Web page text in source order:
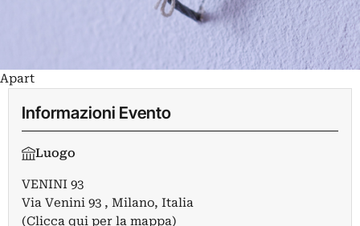
Apart
Informazioni Evento
Luogo
VENINI 93
Via Venini 93 , Milano, Italia
(Clicca qui per la mappa)